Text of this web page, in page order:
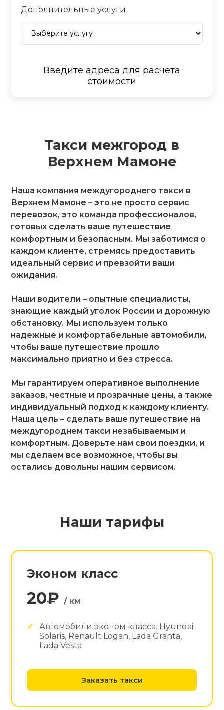
Дополнительные услуги
Введите адреса для расчета
стоимости
Такси межгород в
Верхнем Мамоне
Наша компания междугороднего такси в
Верхнем Мамоне – это не просто сервис
перевозок, это команда профессионалов,
готовых сделать ваше путешествие
комфортным и безопасным. Мы заботимся о
каждом клиенте, стремясь предоставить
идеальный сервис и превзойти ваши
ожидания.
Наши водители – опытные специалисты,
знающие каждый уголок России и дорожную
обстановку. Мы используем только
надежные и комфортабельные автомобили,
чтобы ваше путешествие прошло
максимально приятно и без стресса.
Мы гарантируем оперативное выполнение
заказов, честные и прозрачные цены, а также
индивидуальный подход к каждому клиенту.
Наша цель – сделать ваше путешествие на
междугороднем такси незабываемым и
комфортным. Доверьте нам свои поездки, и
мы сделаем все возможное, чтобы вы
остались довольны нашим сервисом.
Наши тарифы
Эконом класс
20₽/ км
Автомобили эконом класса. Hyundai
Solaris, Renault Logan, Lada Granta,
Lada Vesta
Заказать такси